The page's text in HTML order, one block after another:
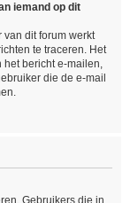
iemand op dit
dit forum werkt
te traceren. Het
het bericht e-mailen,
die de e-mail
Gebruikers die in